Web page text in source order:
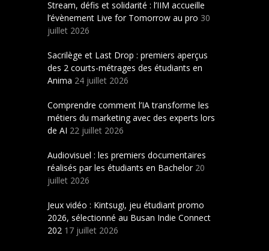
Stream, défis et solidarité : l’IIM accueille
l’évènement Live for Tomorrow au pro 30
juillet 2026
Sacrilège et Last Drop : premiers aperçus
des 2 courts-métrages des étudiants en
Anima 24 juillet 2026
Comprendre comment l’IA transforme les
métiers du marketing avec des experts lors
de AI 22 juillet 2026
Audiovisuel : les premiers documentaires
réalisés par les étudiants en Bachelor 20
juillet 2026
Jeux vidéo : Kintsugi, jeu étudiant promo
2026, sélectionné au Busan Indie Connect
202 17 juillet 2026